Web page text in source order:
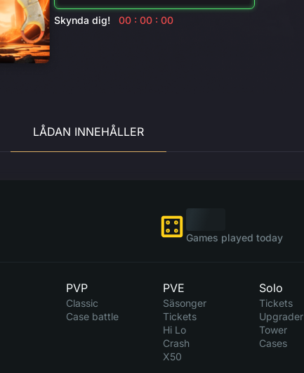
Skynda dig! 00 : 00 : 00
LÅDAN INNEHÅLLER
Games played today
PVP
Classic
Case battle
PVE
Säsonger
Tickets
Hi Lo
Crash
X50
Solo
Tickets
Upgrader
Tower
Cases